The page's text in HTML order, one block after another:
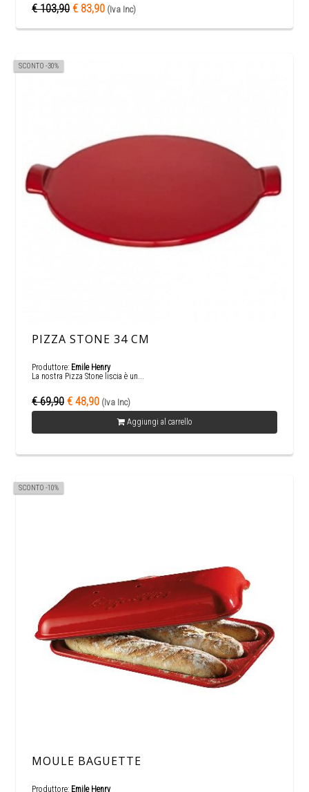
€ 103,90 € 83,90 (Iva Inc)
SCONTO -30%
PIZZA STONE 34 CM
Produttore: Emile Henry
La nostra Pizza Stone liscia è un...
€ 69,90 € 48,90 (Iva Inc)
Aggiungi al carrello
SCONTO -10%
MOULE BAGUETTE
Produttore: Emile Henry